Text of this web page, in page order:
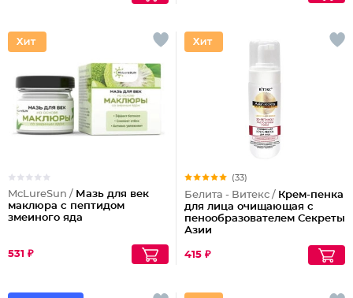
McLureSun / Мазь для век
маклюра с пептидом
змеиного яда
531 ₽
(33)
Белита - Витекс / Крем-пенка
для лица очищающая с
пенообразователем Секреты
Азии
415 ₽